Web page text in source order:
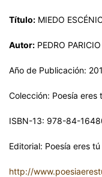
Título: MIEDO
Autor: PEDRO
Año de Publicación:
Colección: Poesía eres
ISBN-13: 978-84-
Editorial: Poesía eres tú
http://